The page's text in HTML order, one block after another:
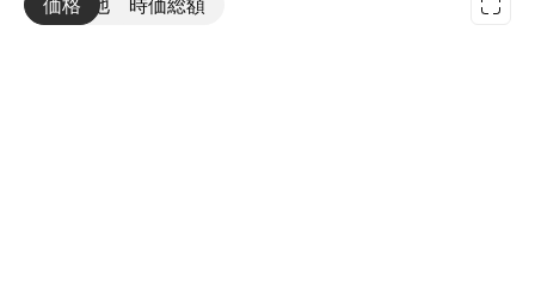
価格 時価総額
その他